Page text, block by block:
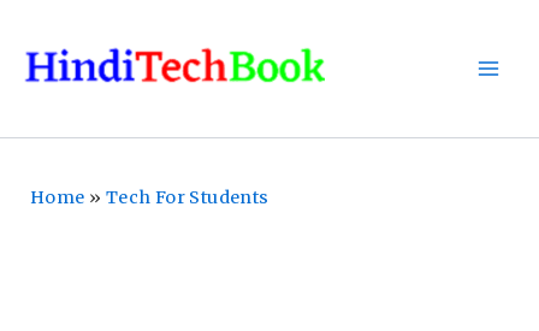
Content
Home » Tech For Students